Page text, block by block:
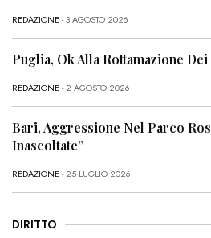
REDAZIONE- 3 AGOSTO 2026
Puglia, Ok Alla Rottamazione
REDAZIONE- 2 AGOSTO 2026
Bari, Aggressione Nel Parco
Inascoltate”
REDAZIONE- 25 LUGLIO 2026
DIRITTO